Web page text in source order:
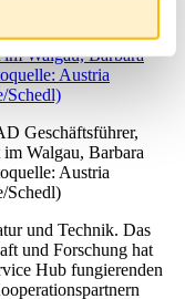
Geschäftsführer,
Walgau, Barbara
Austria
Schedl)
und Technik. Das
und Forschung hat
Hub fungierenden